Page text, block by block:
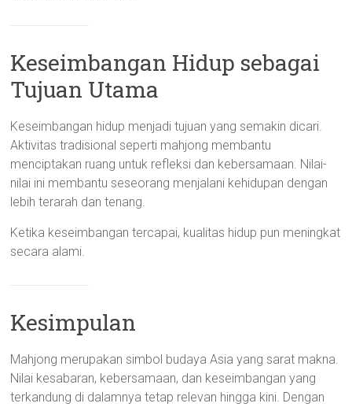
Keseimbangan Hidup sebagai
Tujuan Utama
Keseimbangan hidup menjadi tujuan yang semakin dicari.
Aktivitas tradisional seperti mahjong membantu
menciptakan ruang untuk refleksi dan kebersamaan. Nilai-
nilai ini membantu seseorang menjalani kehidupan dengan
lebih terarah dan tenang.
Ketika keseimbangan tercapai, kualitas hidup pun meningkat
secara alami.
Kesimpulan
Mahjong merupakan simbol budaya Asia yang sarat makna.
Nilai kesabaran, kebersamaan, dan keseimbangan yang
terkandung di dalamnya tetap relevan hingga kini. Dengan